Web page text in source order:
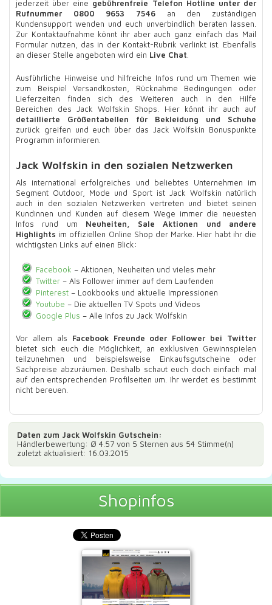
jederzeit über eine gebührenfreie Telefon Hotline unter der
Rufnummer 0800 9653 7546 an den zuständigen
Kundensupport wenden und euch unverbindlich beraten lassen.
Zur Kontaktaufnahme könnt ihr aber auch ganz einfach das Mail
Formular nutzen, das in der Kontakt-Rubrik verlinkt ist. Ebenfalls
an dieser Stelle angeboten wird ein Live Chat.
Ausführliche Hinweise und hilfreiche Infos rund um Themen wie
zum Beispiel Versandkosten, Rücknahme Bedingungen oder
Lieferzeiten finden sich des Weiteren auch in den Hilfe
Bereichen des Jack Wolfskin Shops. Hier könnt ihr auch auf
detaillierte Größentabellen für Bekleidung und Schuhe
zurück greifen und euch über das Jack Wolfskin Bonuspunkte
Programm informieren.
Jack Wolfskin in den sozialen Netzwerken
Als international erfolgreiches und beliebtes Unternehmen im
Segment Outdoor, Mode und Sport ist Jack Wolfskin natürlich
auch in den sozialen Netzwerken vertreten und bietet seinen
Kundinnen und Kunden auf diesem Wege immer die neuesten
Infos rund um Neuheiten, Sale Aktionen und andere
Highlights im offiziellen Online Shop der Marke. Hier habt ihr die
wichtigsten Links auf einen Blick:
Facebook – Aktionen, Neuheiten und vieles mehr
Twitter– Als Follower immer auf dem Laufenden
Pinterest– Lookbooks und aktuelle Impressionen
Youtube – Die aktuellen TV Spots und Videos
Google Plus – Alle Infos zu Jack Wolfskin
Vor allem als Facebook Freunde oder Follower bei Twitter
bietet sich euch die Möglichkeit, an exklusiven Gewinnspielen
teilzunehmen und beispielsweise Einkaufsgutscheine oder
Sachpreise abzuräumen. Deshalb schaut euch doch einfach mal
auf den entsprechenden Profilseiten um. Ihr werdet es bestimmt
nicht bereuen.
Daten zum Jack Wolfskin Gutschein:
Händlerbewertung: Ø 4.57 von 5 Sternen aus 54 Stimme(n)
zuletzt aktualisiert: 16.03.2015
Shopinfos